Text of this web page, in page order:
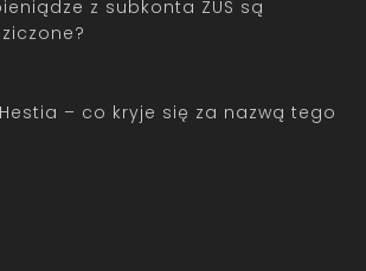
z subkonta ZUS są
– co kryje się za nazwą tego